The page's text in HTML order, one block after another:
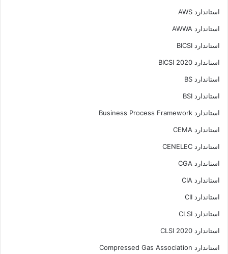
استاندارد AWS
استاندارد AWWA
استاندارد BICSI
استاندارد BICSI 2020
استاندارد BS
استاندارد BSI
استاندارد Business Process Framework
استاندارد CEMA
استاندارد CENELEC
استاندارد CGA
استاندارد CIA
استاندارد CII
استاندارد CLSI
استاندارد CLSI 2020
استاندارد Compressed Gas Association